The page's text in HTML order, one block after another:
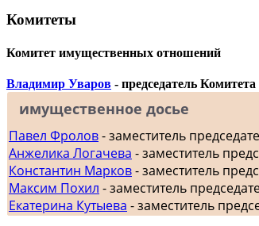
Комитеты
Комитет имущественных отношений
Владимир Уваров - председатель Комитета
имущественное досье
Павел Фролов- заместитель
Анжелика Логачева - заместитель
Константин Марков- заместитель
Максим Похил - заместитель
Екатерина Кутыева - заместитель